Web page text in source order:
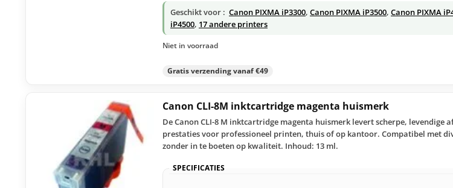
Geschikt voor : Canon PIXMA iP3300, Canon PIXMA iP3500, Canon PIXMA
iP4500, 17 andere printers
Niet in voorraad
Gratis verzending vanaf €49
Canon CLI-8M inktcartridge magenta huismerk
De Canon CLI-8 M inktcartridge magenta huismerk levert scherpe,
prestaties voor professioneel printen, thuis of op kantoor. Compatibel met
zonder in te boeten op kwaliteit. Inhoud: 13 ml.
SPECIFICATIES